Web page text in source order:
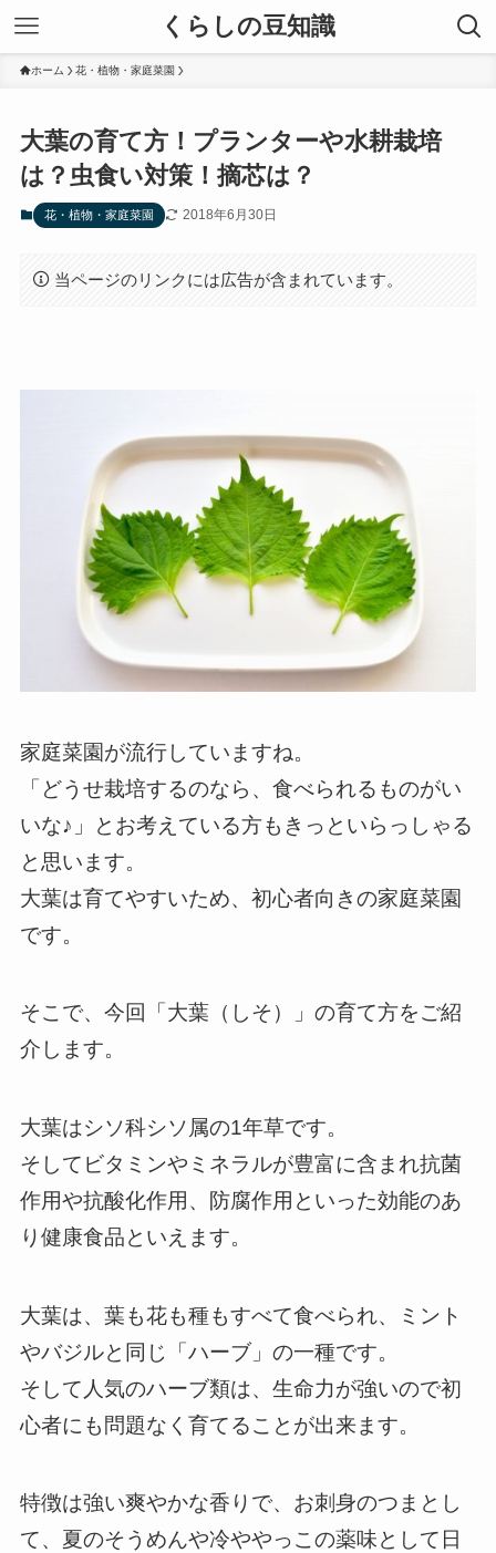
くらしの豆知識
ホーム 花・植物・家庭菜園
大葉の育て方！プランターや水耕栽培
は？虫食い対策！摘芯は？
花・植物・家庭菜園 2018年6月30日
当ページのリンクには広告が含まれています。
家庭菜園が流行していますね。
「どうせ栽培するのなら、食べられるものがい
いな♪」とお考えている方もきっといらっしゃる
と思います。
大葉は育てやすいため、初心者向きの家庭菜園
です。
そこで、今回「大葉（しそ）」の育て方をご紹
介します。
大葉はシソ科シソ属の1年草です。
そしてビタミンやミネラルが豊富に含まれ抗菌
作用や抗酸化作用、防腐作用といった効能のあ
り健康食品といえます。
大葉は、葉も花も種もすべて食べられ、ミント
やバジルと同じ「ハーブ」の一種です。
そして人気のハーブ類は、生命力が強いので初
心者にも問題なく育てることが出来ます。
特徴は強い爽やかな香りで、お刺身のつまとし
て、夏のそうめんや冷ややっこの薬味として日